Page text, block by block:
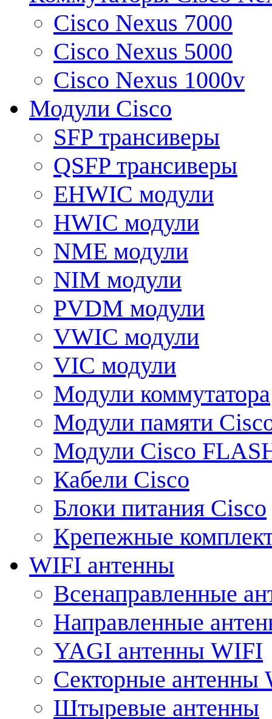
Cisco Nexus 7000
Cisco Nexus 5000
Cisco Nexus 1000v
Модули Cisco
SFP трансиверы
QSFP трансиверы
EHWIC модули
HWIC модули
NME модули
NIM модули
PVDM модули
VWIC модули
VIC модули
Модули коммутатора
Модули памяти
Модули Cisco
Кабели Cisco
Блоки питания Cisco
Крепежные
WIFI антенны
Всенаправленные
Направленные
YAGI антенны WIFI
Секторные антенны
Штыревые антенны